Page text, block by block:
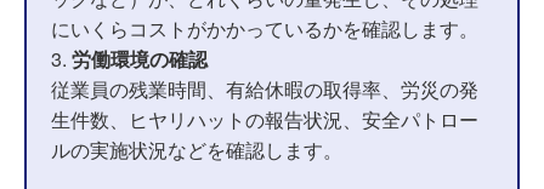
にいくらコストがかかっているかを確認します。
3. 労働環境の確認
従業員の残業時間、有給休暇の取得率、労災の発
生件数、ヒヤリハットの報告状況、安全パトロー
ルの実施状況などを確認します。